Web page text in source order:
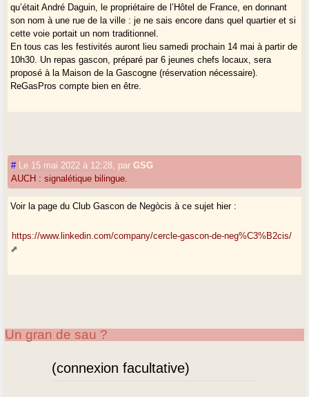
qu’était André Daguin, le propriétaire de l’Hôtel de France, en donnant
son nom à une rue de la ville : je ne sais encore dans quel quartier et si
cette voie portait un nom traditionnel.
En tous cas les festivités auront lieu samedi prochain 14 mai à partir de
10h30. Un repas gascon, préparé par 6 jeunes chefs locaux, sera
proposé à la Maison de la Gascogne (réservation nécessaire).
ReGasPros compte bien en être.
# Le 15 mai 2022 à 12:28 parGSG
AUCH : signalétique bilingue.
Voir la page du Club Gascon de Negòcis à ce sujet hier :
https://www.linkedin.com/company/cercle-gascon-de-neg%C3%B2cis/
Un gran de sau ?
(connexion facultative)